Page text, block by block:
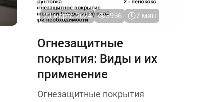
20 марта 2024 3956 7 мин
Огнезащитные
покрытия: Виды и их
применение
Огнезащитные покрытия